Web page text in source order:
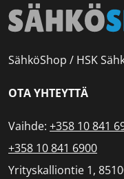
SähköShop / HSK
OTA YHTEYTTÄ
Vaihde: +358 10 841
+358 10 841 6900
Yrityskalliontie 1,